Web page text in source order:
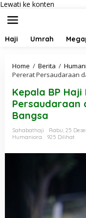
Lewati ke konten
Haji Umrah
Home / Berita /
Pererat Persaudaraan
Kepala BP
Persaudaraan
Bangsa
Sahabathaji
Rabu, 25
Humaniora
925 Dilihat